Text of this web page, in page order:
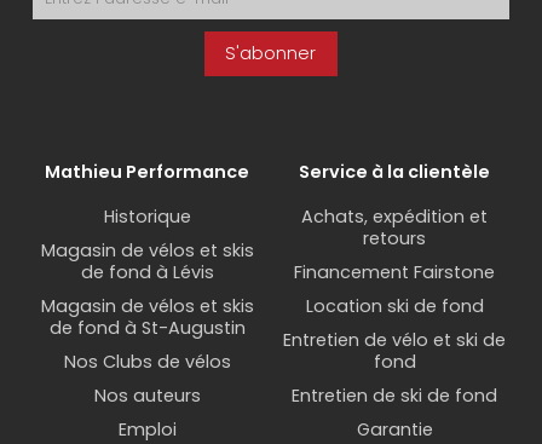
S'abonner
Mathieu Performance
Historique
Magasin de vélos et skis
de fond à Lévis
Magasin de vélos et skis
de fond à St-Augustin
Nos Clubs de vélos
Nos auteurs
Emploi
Service à la clientèle
Achats, expédition et
retours
Financement Fairstone
Location ski de fond
Entretien de vélo et ski de
fond
Entretien de ski de fond
Garantie